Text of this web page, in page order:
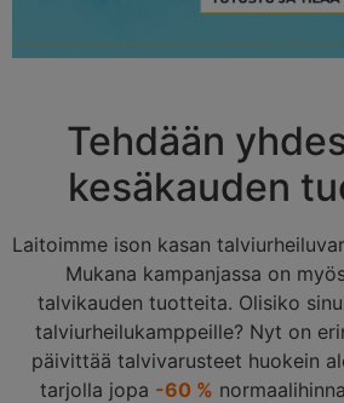
Tehdään
kesäkauden
Laitoimme ison kasan
Mukana kampanjassa on
talvikauden tuotteita. Olisiko
talviurheilukamppeille? Nyt on
päivittää talvivarusteet huokein
tarjolla jopa -60 %